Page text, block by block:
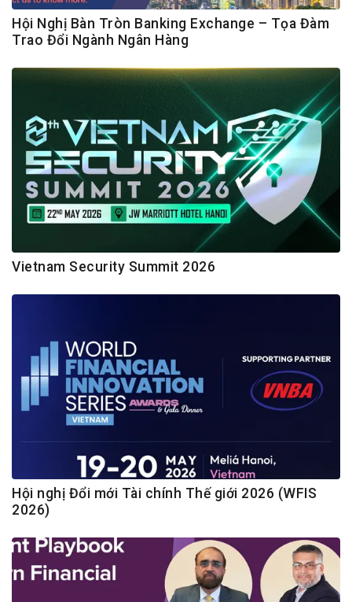
Hội Nghị Bàn Tròn Banking Exchange – Tọa Đàm
Trao Đổi Ngành Ngân Hàng
Vietnam Security Summit 2026
Hội nghị Đổi mới Tài chính Thế giới 2026 (WFIS
2026)